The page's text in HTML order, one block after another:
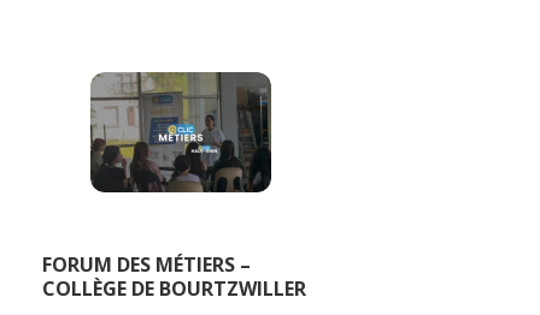
FORUM DES MÉTIERS –
COLLÈGE DE BOURTZWILLER